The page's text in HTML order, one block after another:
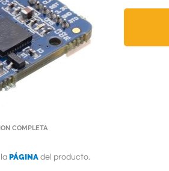
COMPLETA
PÁGINA del producto.